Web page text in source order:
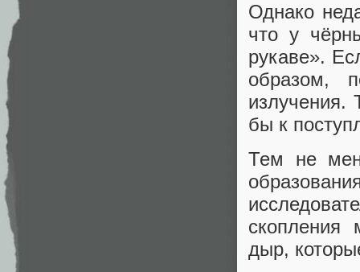
Однако
что у
рукаве».
образом,
излучения.
бы к
Тем не
скопления
дыр,